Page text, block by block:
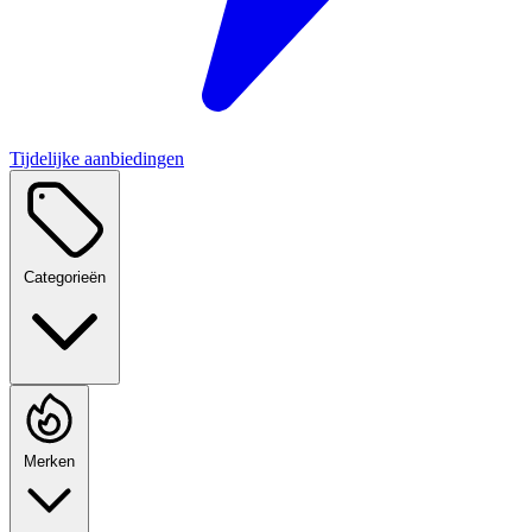
Tijdelijke aanbiedingen
Categorieën
Merken